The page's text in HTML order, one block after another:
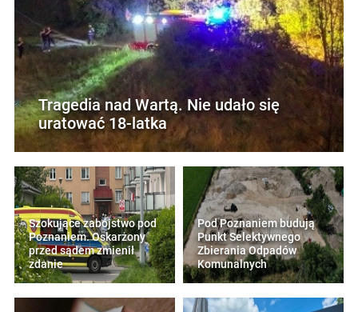
Tragedia nad Wartą. Nie udało się
uratować 18-latka
Szokujące zabójstwo pod
Poznaniem. Oskarżony
przed sądem zmienił
zdanie
Pod Poznaniem budują
Punkt Selektywnego
Zbierania Odpadów
Komunalnych